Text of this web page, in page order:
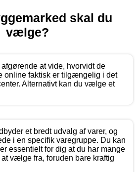
skal du
vælge?
at vide, hvorvidt de
online faktisk er tilgængelig i det
Alternativt kan du vælge et
et bredt udvalg af varer, og
i en specifik varegruppe. Du kan
essentielt for dig at du har mange
vælge fra, foruden bare kraftig